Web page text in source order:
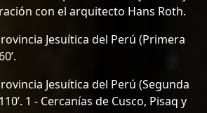
con el arquitecto Hans Roth.
Jesuítica del Perú (Primera
Jesuítica del Perú (Segunda
1 - Cercanías de Cusco, Pisaq y